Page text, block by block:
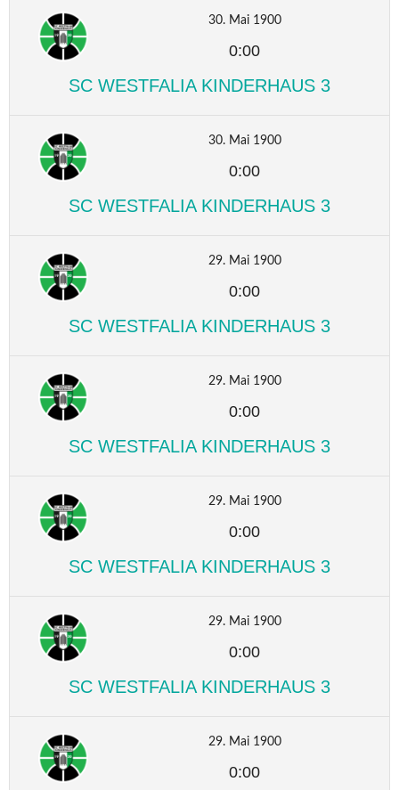
30. Mai 1900
0:00
SC WESTFALIA KINDERHAUS 3
30. Mai 1900
0:00
SC WESTFALIA KINDERHAUS 3
29. Mai 1900
0:00
SC WESTFALIA KINDERHAUS 3
29. Mai 1900
0:00
SC WESTFALIA KINDERHAUS 3
29. Mai 1900
0:00
SC WESTFALIA KINDERHAUS 3
29. Mai 1900
0:00
SC WESTFALIA KINDERHAUS 3
29. Mai 1900
0:00